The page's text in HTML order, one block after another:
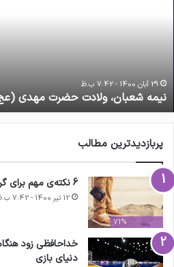
29 آبان 1400 - 7:42 ب.ظ
نیمه شعبان، ولادت حضرت مهدی
پربازدیدترین مطالب
71%
6 نکته‌ی مهم برای گرفتن عکس‌های جذاب‌تر در سفر
12 تیر 1400 - 7:42 ب.ظ
خداحافظی زود
دنیای بازی